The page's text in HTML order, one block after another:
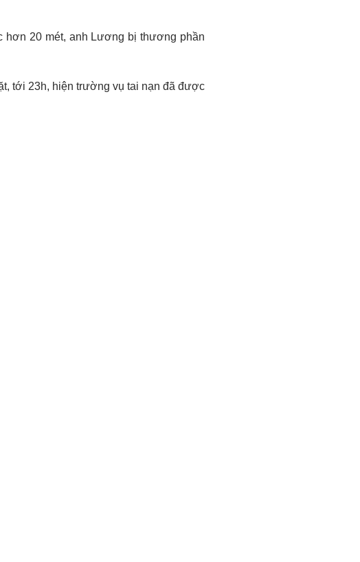
20 mét, anh Lương bị thương phần
tới 23h, hiện trường vụ tai nạn đã được